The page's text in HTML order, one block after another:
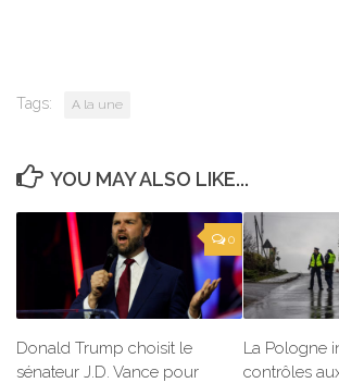
Tags: A la une
YOU MAY ALSO LIKE...
0
Donald Trump choisit le
sénateur J.D. Vance pour
La Pologne
contrôles